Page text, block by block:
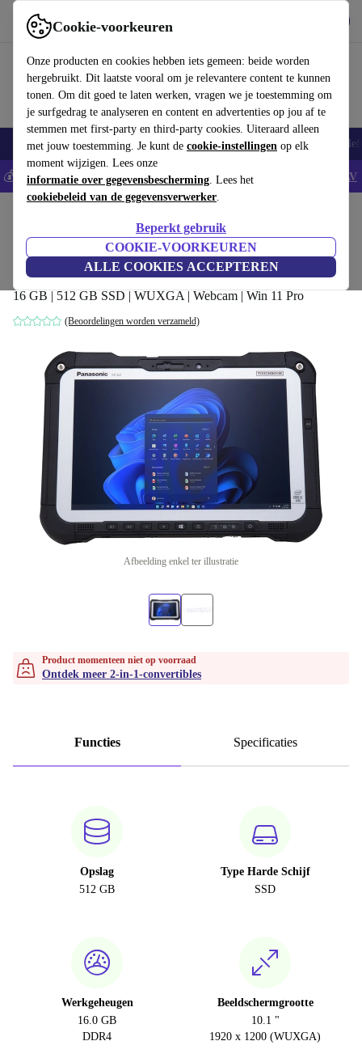
Cookie-voorkeuren
Onze producten en cookies hebben iets gemeen: beide worden
hergebruikt. Dit laatste vooral om je relevantere content te kunnen
tonen. Om dit goed te laten werken, vragen we je toestemming om
je surfgedrag te analyseren en content en advertenties op jou af te
stemmen met first-party en third-party cookies. Uiteraard alleen
met jouw toestemming. Je kunt de cookie-instellingen op elk
moment wijzigen. Lees onze
informatie over gegevensbescherming. Lees het
cookiebeleid van de gegevensverwerker.
Beperkt gebruik
COOKIE-VOORKEUREN
ALLE COOKIES ACCEPTEREN
Gebruik refurbed snel en eenvoudig
Smartphones Laptops Tablets Smartwatches Accessoires
💰Bespaar 5% EXTRA op alle iPhones - Code: IPHONEDEAL - AV
Panasonic Toughbook FZ-G2 | i5-10310U |
10.1"
16 GB | 512 GB SSD | WUXGA | Webcam | Win 11 Pro
(Beoordelingen worden verzameld)
Afbeelding enkel ter illustratie
Product momenteen niet op voorraad
Ontdek meer 2-in-1-convertibles
Functies Specificaties
Opslag
512 GB
Type Harde Schijf
SSD
Werkgeheugen
16.0 GB
DDR4
Beeldschermgrootte
10.1 "
1920 x 1200 (WUXGA)